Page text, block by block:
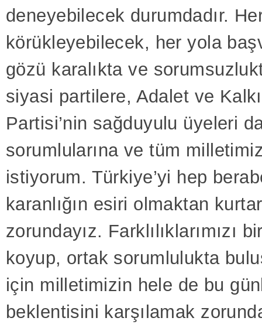
deneyebilecek durumdadır.
körükleyebilecek, her yola
gözü karalıkta ve
siyasi partilere, Adalet ve
Partisi’nin sağduyulu üyeleri
sorumlularına ve tüm
istiyorum. Türkiye’yi hep
karanlığın esiri olmaktan
zorundayız. Farklılıklarımızı
koyup, ortak sorumlulukta
için milletimizin hele de bu
beklentisini karşılamak